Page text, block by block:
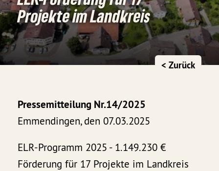
Projekte im Landkreis
< Zurück
Pressemitteilung Nr.14/2025
Emmendingen, den 07.03.2025
ELR-Programm 2025 - 1.149.230 €
Förderung für 17 Projekte im Landkreis